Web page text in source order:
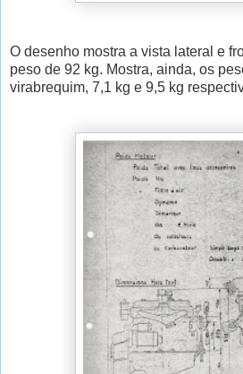
O desenho mostra a vista lateral e
peso de 92 kg. Mostra, ainda, os
virabrequim, 7,1 kg e 9,5 kg